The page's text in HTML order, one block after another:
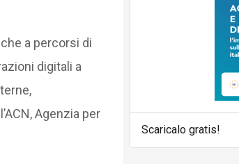
a percorsi di
digitali a
Agenzia per
Scaricalo gratis!